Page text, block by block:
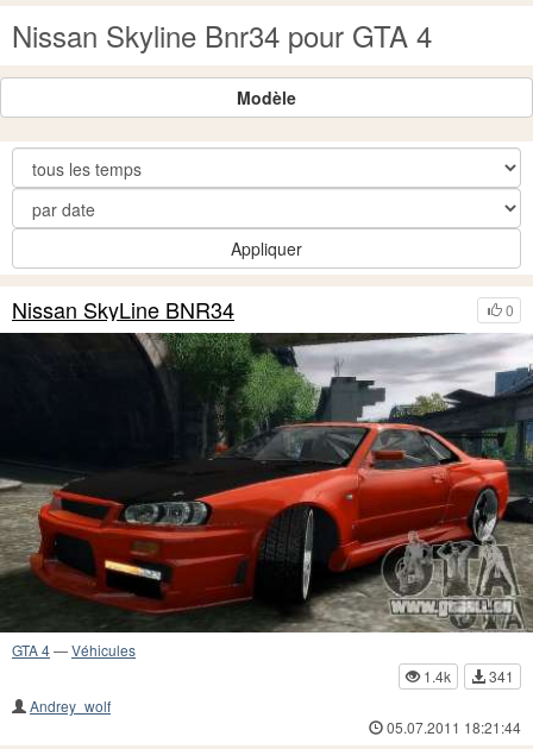
Nissan Skyline Bnr34 pour GTA 4
Modèle
Appliquer
0
Nissan SkyLine BNR34
GTA 4—Véhicules
1.4k
341
Andrey_wolf
05.07.2011 18:21:44